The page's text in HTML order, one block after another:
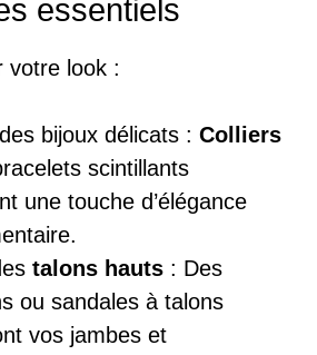
essentiels
votre look :
bijoux délicats : Colliers
scintillants
une touche d’élégance
talons hauts : Des
ou sandales à talons
vos jambes et